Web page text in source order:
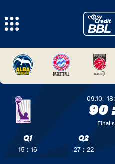
09.10.
90
Final
Q1
15 : 16
Q2
27 : 22